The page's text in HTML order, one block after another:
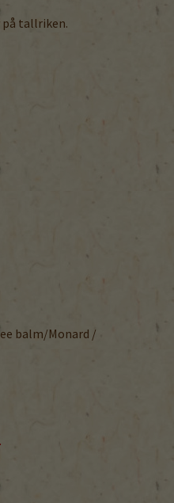
tallriken.
balm/Monard /